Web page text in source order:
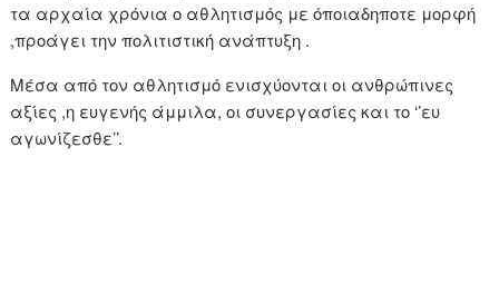
τα αρχαία χρόνια ο αθλητισμός με όποιαδηποτε μορφή
,προάγει την πολιτιστική ανάπτυξη .
Μέσα από τον αθλητισμό ενισχύονται οι ανθρώπινες
αξίες ,η ευγενής άμμιλα, οι συνεργασίες και το ‘’ευ
αγωνίζεσθε’’.